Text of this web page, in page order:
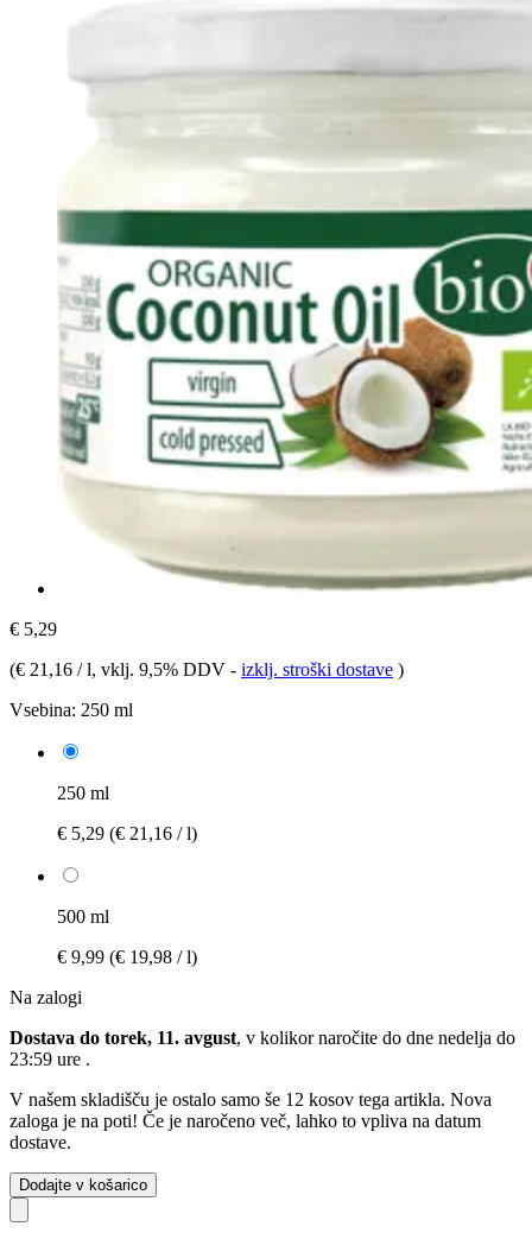
€ 5,29
(€ 21,16 / l, vklj. 9,5% DDV - izklj. stroški dostave )
Vsebina: 250 ml
250 ml
€ 5,29 (€ 21,16 / l)
500 ml
€ 9,99 (€ 19,98 / l)
Na zalogi
Dostava do torek, 11. avgust, v kolikor naročite do dne nedelja do
23:59 ure .
V našem skladišču je ostalo samo še 12 kosov tega artikla. Nova
zaloga je na poti! Če je naročeno več, lahko to vpliva na datum
dostave.
Dodajte v košarico